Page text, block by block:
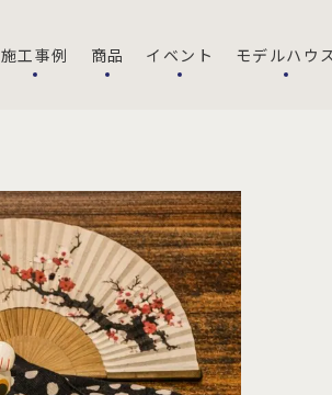
施工事例 商品 イベント モデルハウ